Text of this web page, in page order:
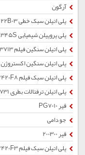
آرگون
پلی اتیلن سبک خطی 22B03
پلی پروپیلن شیمیایی RPX345S
پلی اتیلن سنگین فیلم MF3713
پلی اتیلن سنگین اکستروژن 6366M
پلی اتیلن سبک فیلم 2420F8
پلی اتیلن ترفتالات بطری BG731
قیر PG7010
جو دامی
قیر 200300
پلی اتیلن سبک فیلم 2420F3